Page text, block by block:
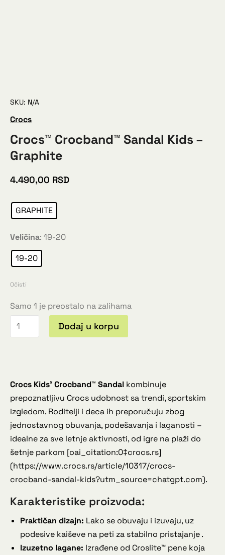
SKU: N/A
Crocs
Crocs™ Crocband™ Sandal Kids –
Graphite
4.490,00 RSD
GRAPHITE
Veličina: 19-20
19-20
Očisti
Samo 1 je preostalo na zalihama
Dodaj u korpu
Crocs Kids’ Crocband™ Sandal kombinuje
prepoznatljivu Crocs udobnost sa trendi, sportskim
izgledom. Roditelji i deca ih preporučuju zbog
jednostavnog obuvanja, podešavanja i laganosti –
idealne za sve letnje aktivnosti, od igre na plaži do
šetnje parkom [oai_citation:0‡crocs.rs]
(https://www.crocs.rs/article/10317/crocs-
crocband-sandal-kids?utm_source=chatgpt.com).
Karakteristike proizvoda:
Praktičan dizajn: Lako se obuvaju i izuvaju, uz
podesive kaiševe na peti za stabilno pristajanje .
Izuzetno lagane: Izrađene od Croslite™ pene koja